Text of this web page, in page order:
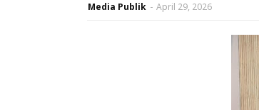
Media Publik - April 29, 2026